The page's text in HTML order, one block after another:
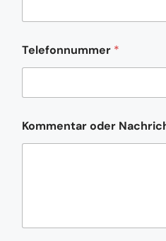
Telefonnummer *
-
M
Kommentar oder